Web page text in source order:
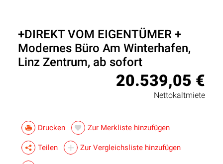
+DIREKT VOM EIGENTÜMER +
Modernes Büro Am Winterhafen,
Linz Zentrum, ab sofort
20.539,05 €
Nettokaltmiete
Drucken Zur Merkliste hinzufügen
Teilen Zur Vergleichsliste hinzufügen